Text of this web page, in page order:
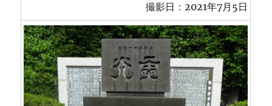
撮影日：2021年7月5日